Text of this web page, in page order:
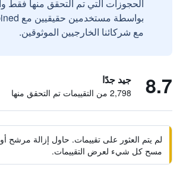
الحجوزات التي تم التحقق منها فقط
مع شركائنا الخارجيين الموثوقين.
8.7 جيد جدًا
2,798 من التقييمات تم التحقق منها
لم يتم العثور على تقييمات. حاول إزالة مرشح
مسح كل شيء لعرض التقييمات.